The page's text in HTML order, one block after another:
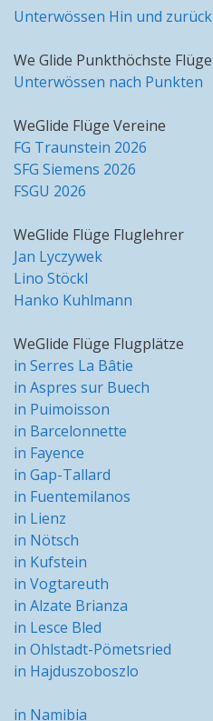
Unterwössen Hin und zurück
We Glide Punkthöchste Flüge
Unterwössen nach Punkten
WeGlide Flüge Vereine
FG Traunstein 2026
SFG Siemens 2026
FSGU 2026
WeGlide Flüge Fluglehrer
Jan Lyczywek
Lino Stöckl
Hanko Kuhlmann
WeGlide Flüge Flugplätze
in Serres La Bâtie
in Aspres sur Buech
in Puimoisson
in Barcelonnette
in Fayence
in Gap-Tallard
in Fuentemilanos
in Lienz
in Nötsch
in Kufstein
in Vogtareuth
in Alzate Brianza
in Lesce Bled
in Ohlstadt-Pömetsried
in Hajduszoboszlo
in Namibia